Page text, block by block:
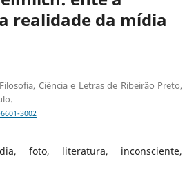
realidade da mídia
Ciência e Letras de Ribeirão Preto,
3002
foto, literatura, inconsciente,